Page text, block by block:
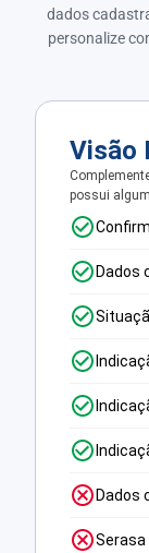
dados
personalize
Visão
possui
Dados
Dados
Serasa